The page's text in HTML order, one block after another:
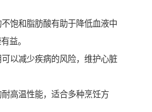
饱和脂肪酸有助于降低血液中
益。
以减少疾病的风险，维护心脏
高温性能，适合多种烹饪方